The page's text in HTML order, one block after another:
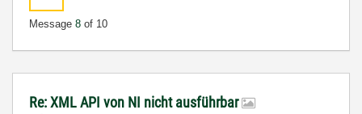
Message 8 of 10
Re: XML API von NI nicht ausführbar